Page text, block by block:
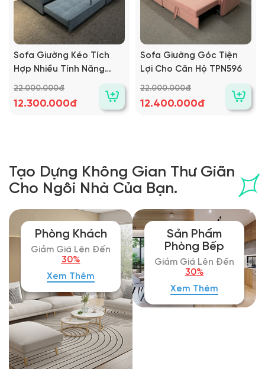
Sofa Giường Kéo Tích
Hợp Nhiều Tính Năng
TPN678
22.000.000đ
12.300.000đ
Sofa Giường Góc Tiện
Lợi Cho Căn Hộ TPN596
22.000.000đ
12.400.000đ
Tạo Dựng Không Gian Thư Giãn
Cho Ngôi Nhà Của Bạn.
Phòng Khách
Giảm Giá Lên Đến
30%
Xem Thêm
Sản Phẩm
Phòng Bếp
Giảm Giá Lên Đến
30%
Xem Thêm